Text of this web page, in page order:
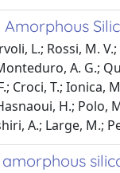
L.; Rossi, M.
A. G.;
Croci, T.; Ionica,
H.; Polo,
A.; Large, M.;